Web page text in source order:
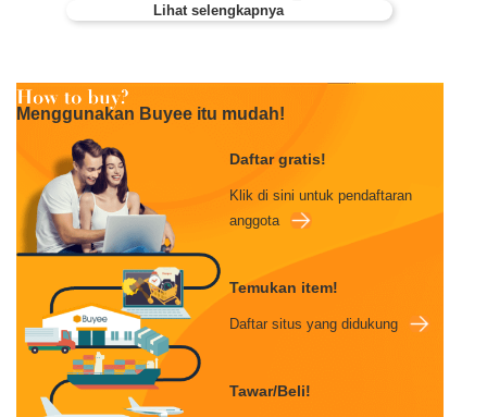
Lihat selengkapnya
Menggunakan Buyee itu mudah!
Daftar gratis!
Klik di sini untuk pendaftaran
anggota
Temukan item!
Daftar situs yang didukung
Tawar/Beli!